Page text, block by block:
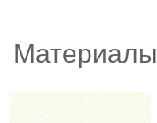
Материалы